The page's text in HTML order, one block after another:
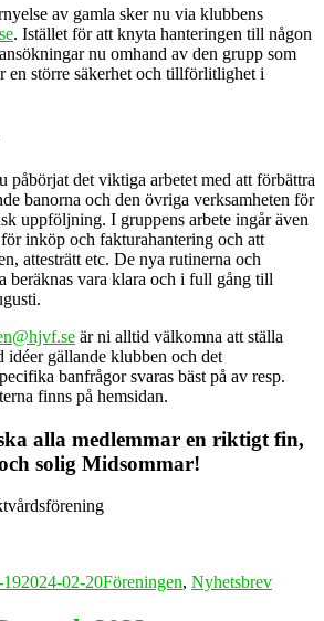
av gamla sker nu via klubbens
. Istället för att knyta hanteringen till någon
nu omhand av den grupp som
en större säkerhet och tillförlitlighet i
påbörjat det viktiga arbetet med att förbättra
banorna och den övriga verksamheten för
uppföljning. I gruppens arbete ingår även
inköp och fakturahantering och att
attesträtt etc. De nya rutinerna och
beräknas vara klara och i full gång till
är ni alltid välkomna att ställa
idéer gällande klubben och det
banfrågor svaras bäst på av resp.
finns på hemsidan.
alla medlemmar en riktigt fin,
solig Midsommar!
192024-02-20Föreningen, Nyhetsbrev